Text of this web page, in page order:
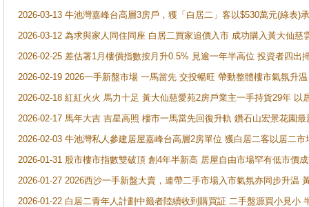
2026-03-13 牛池灣嘉峰台高層3房戶，獲「白居二」客以$530萬元(綠表)
2026-03-12 為求與家人同住同座 白居二買家追價入市 成功購入黃大仙
2026-02-25 差估署1月樓價指數按月升0.5% 見逾一年半高位 投資者四
2026-02-19 2026一手新盤市場 一馬當先 交投暢旺 帶動整體樓市氣氛升
2026-02-18 紅紅火火 馬力十足 黃大仙慈愛苑2房戶業主一手持貨29年 以
2026-02-17 馬年大吉 吉星高照 樓市一馬當先回復升軌 鑽石山宏景花園
2026-02-03 牛池灣私人參建居屋嘉峰台高層2房單位 獲白居二客以居二市
2026-01-31 股市樓市指數雙破頂 創4年半新高 居屋自由市場罕有低市價
2026-01-27 2026西沙一手新盤大賣，連帶二手市場入市氣氛亦同步升温
2026-01-22 白居二青年人計劃中籤者陸續收到購買証 二手盤源買小見小